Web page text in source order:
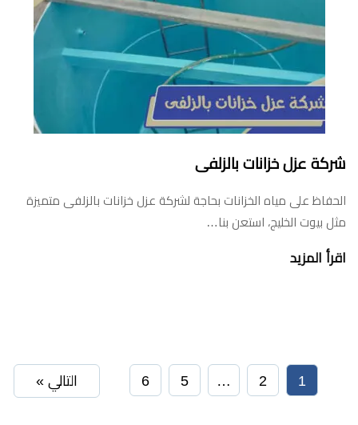
شركة عزل خزانات بالزلفى
الحفاظ على مياه الخزانات بحاجة لشركة عزل خزانات بالزلفى متميزة
مثل بيوت الخليج، استعن بنا…
اقرأ المزيد
1
2
…
5
6 التالي »